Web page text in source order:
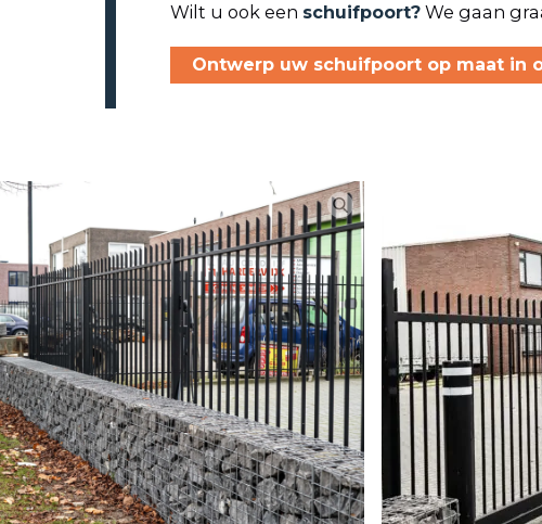
Wilt u ook een schuifpoort? We gaan
Ontwerp uw schuifpoort op maat in